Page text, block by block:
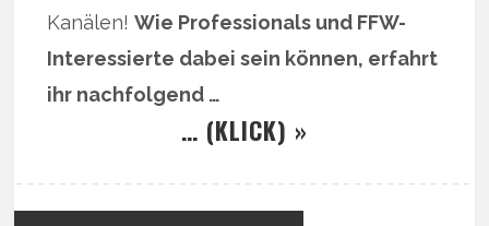
Kanälen!Wie Professionals und FFW-
Interessierte dabei sein können, erfahrt
ihr nachfolgend …
… (KLICK) »